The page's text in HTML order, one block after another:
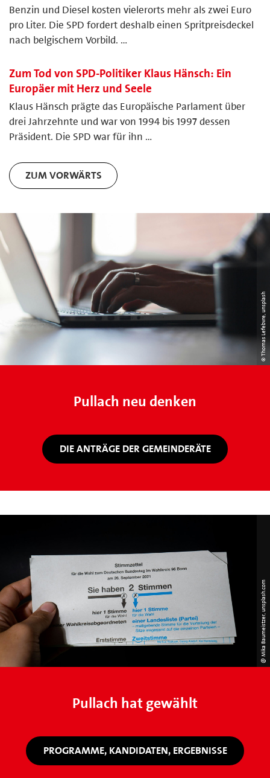
Benzin und Diesel kosten vielerorts mehr als zwei Euro
pro Liter. Die SPD fordert deshalb einen Spritpreisdeckel
nach belgischem Vorbild. …
Zum Tod von SPD-Politiker Klaus Hänsch: Ein
Europäer mit Herz und Seele
Klaus Hänsch prägte das Europäische Parlament über
drei Jahrzehnte und war von 1994 bis 1997 dessen
Präsident. Die SPD war für ihn …
ZUM VORWÄRTS
© Thomas Lefebvre, unsplash
Pullach neu denken
DIE ANTRÄGE DER GEMEINDERÄTE
@ Mika Baumeistzer, unsplash.com
Pullach hat gewählt
PROGRAMME, KANDIDATEN, ERGEBNISSE